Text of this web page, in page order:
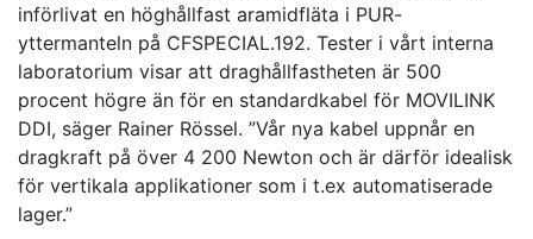
införlivat en höghållfast aramidfläta i PUR-
yttermanteln på CFSPECIAL.192. Tester i vårt interna
laboratorium visar att draghållfastheten är 500
procent högre än för en standardkabel för MOVILINK
DDI, säger Rainer Rössel. ”Vår nya kabel uppnår en
dragkraft på över 4 200 Newton och är därför idealisk
för vertikala applikationer som i t.ex automatiserade
lager.”